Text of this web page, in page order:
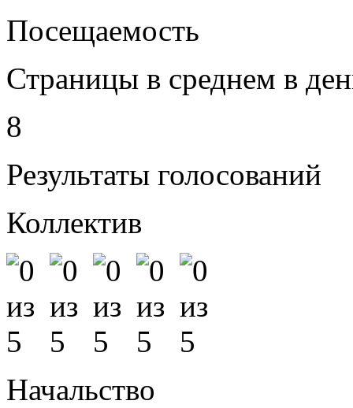
Посещаемость
Страницы в среднем в
8
Результаты голосований
Коллектив
Начальство